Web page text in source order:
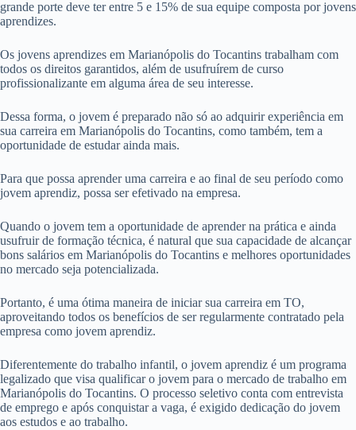
grande porte deve ter entre 5 e 15% de sua equipe composta por jovens
aprendizes.
Os jovens aprendizes em Marianópolis do Tocantins trabalham com
todos os direitos garantidos, além de usufruírem de curso
profissionalizante em alguma área de seu interesse.
Dessa forma, o jovem é preparado não só ao adquirir experiência em
sua carreira em Marianópolis do Tocantins, como também, tem a
oportunidade de estudar ainda mais.
Para que possa aprender uma carreira e ao final de seu período como
jovem aprendiz, possa ser efetivado na empresa.
Quando o jovem tem a oportunidade de aprender na prática e ainda
usufruir de formação técnica, é natural que sua capacidade de alcançar
bons salários em Marianópolis do Tocantins e melhores oportunidades
no mercado seja potencializada.
Portanto, é uma ótima maneira de iniciar sua carreira em TO,
aproveitando todos os benefícios de ser regularmente contratado pela
empresa como jovem aprendiz.
Diferentemente do trabalho infantil, o jovem aprendiz é um programa
legalizado que visa qualificar o jovem para o mercado de trabalho em
Marianópolis do Tocantins. O processo seletivo conta com entrevista
de emprego e após conquistar a vaga, é exigido dedicação do jovem
aos estudos e ao trabalho.